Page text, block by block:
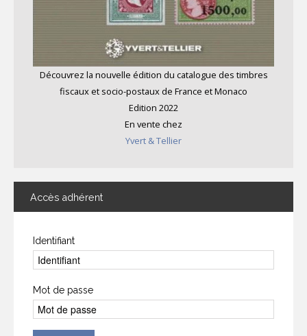
Découvrez la nouvelle édition du catalogue des timbres
fiscaux et socio-postaux de France et Monaco
Edition 2022
En vente chez
Yvert & Tellier
Accès adhérent
Identifiant
Mot de passe